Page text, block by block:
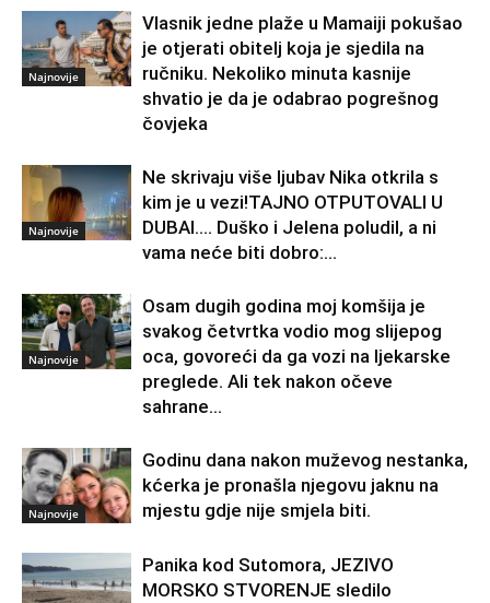
Najnovije
Vlasnik jedne plaže u Mamaiji pokušao
je otjerati obitelj koja je sjedila na
ručniku. Nekoliko minuta kasnije
shvatio je da je odabrao pogrešnog
čovjeka
Najnovije
Ne skrivaju više ljubav Nika otkrila s
kim je u vezi!TAJNO OTPUTOVALI U
DUBAI…. Duško i Jelena poludil, a ni
vama neće biti dobro:...
Najnovije
Osam dugih godina moj komšija je
svakog četvrtka vodio mog slijepog
oca, govoreći da ga vozi na ljekarske
preglede. Ali tek nakon očeve
sahrane...
Najnovije
Godinu dana nakon muževog nestanka,
kćerka je pronašla njegovu jaknu na
mjestu gdje nije smjela biti.
Panika kod Sutomora, JEZIVO
MORSKO STVORENJE sledilo